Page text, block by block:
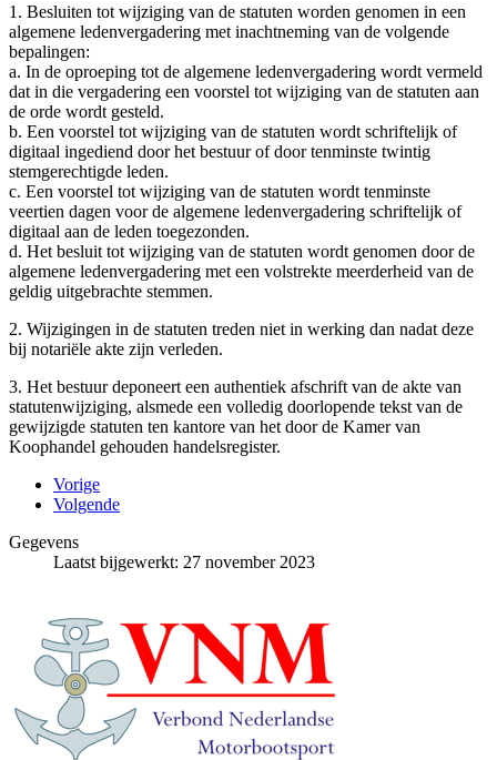
1. Besluiten tot wijziging van de statuten worden genomen in een
algemene ledenvergadering met inachtneming van de volgende
bepalingen:
a. In de oproeping tot de algemene ledenvergadering wordt vermeld
dat in die vergadering een voorstel tot wijziging van de statuten aan
de orde wordt gesteld.
b. Een voorstel tot wijziging van de statuten wordt schriftelijk of
digitaal ingediend door het bestuur of door tenminste twintig
stemgerechtigde leden.
c. Een voorstel tot wijziging van de statuten wordt tenminste
veertien dagen voor de algemene ledenvergadering schriftelijk of
digitaal aan de leden toegezonden.
d. Het besluit tot wijziging van de statuten wordt genomen door de
algemene ledenvergadering met een volstrekte meerderheid van de
geldig uitgebrachte stemmen.
2. Wijzigingen in de statuten treden niet in werking dan nadat deze
bij notariële akte zijn verleden.
3. Het bestuur deponeert een authentiek afschrift van de akte van
statutenwijziging, alsmede een volledig doorlopende tekst van de
gewijzigde statuten ten kantore van het door de Kamer van
Koophandel gehouden handelsregister.
Vorige
Volgende
Gegevens
Laatst bijgewerkt: 27 november 2023